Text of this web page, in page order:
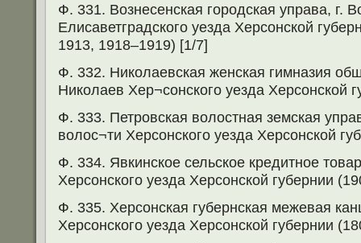
Ф. 331. Вознесенская городская управа, г.
Елисаветградского уезда Херсонской
1913, 1918–1919) [1/7]
Ф. 332. Николаевская женская гимназия
Николаев Хер¬сонского уезда Херсонской
Ф. 333. Петровская волостная земская
волос¬ти Херсонского уезда Херсонской
Ф. 334. Явкинское сельское кредитное
Херсонского уезда Херсонской губернии
Ф. 335. Херсонская губернская межевая
Херсонского уезда Херсонской губернии